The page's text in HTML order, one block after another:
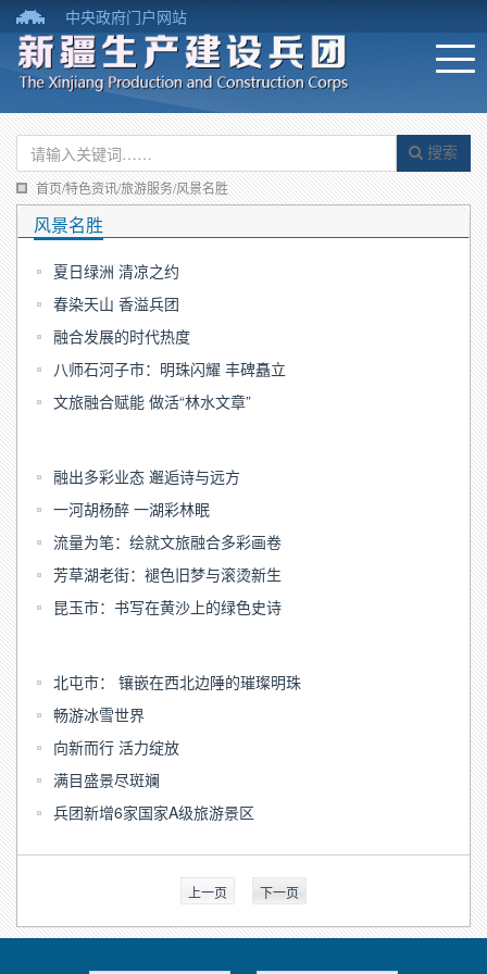
中央政府门户网站
搜索
首页/特色资讯/旅游服务/风景名胜
风景名胜
夏日绿洲 清凉之约
春染天山 香溢兵团
融合发展的时代热度
八师石河子市：明珠闪耀 丰碑矗立
文旅融合赋能 做活“林水文章”
融出多彩业态 邂逅诗与远方
一河胡杨醉 一湖彩林眠
流量为笔：绘就文旅融合多彩画卷
芳草湖老街：褪色旧梦与滚烫新生
昆玉市：书写在黄沙上的绿色史诗
北屯市： 镶嵌在西北边陲的璀璨明珠
畅游冰雪世界
向新而行 活力绽放
满目盛景尽斑斓
兵团新增6家国家A级旅游景区
上一页 下一页